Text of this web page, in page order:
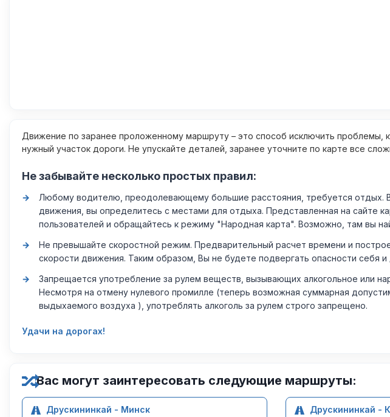
Движение по заранее проложенному маршруту – это способ исключить проблемы,
нужный участок дороги. Не упускайте деталей, заранее уточните по карте все
Не забывайте несколько простых правил:
Любому водителю, преодолевающему большие расстояния, требуется отдых.
движения, вы определитесь с местами для отдыха. Представленная на сайте
пользователей и обращайтесь к режиму "Народная карта". Возможно, там вы
Не превышайте скоростной режим. Предварительный расчет времени и
скорости движения. Таким образом, Вы не будете подвергать опасности себя
Запрещается употребление за рулем веществ, вызывающих алкогольное или
Несмотря на отмену нулевого промилле (теперь возможная суммарная
выдыхаемого воздуха ), употреблять алкоголь за рулем строго запрещено.
Удачи на дорогах!
Вас могут заинтересовать следующие маршруты:
Друскининкай - Минск Друскининкай -